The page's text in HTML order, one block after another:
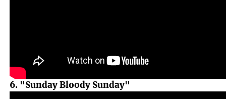
6. "Sunday Bloody Sunday"